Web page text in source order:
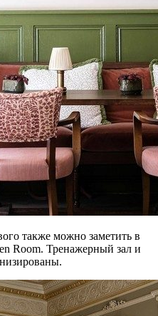
также можно заметить в
Room. Тренажерный зал и